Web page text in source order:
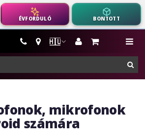
ÉVFORDULÓ BONTOTT
🇭🇺
mikrofonok
számára